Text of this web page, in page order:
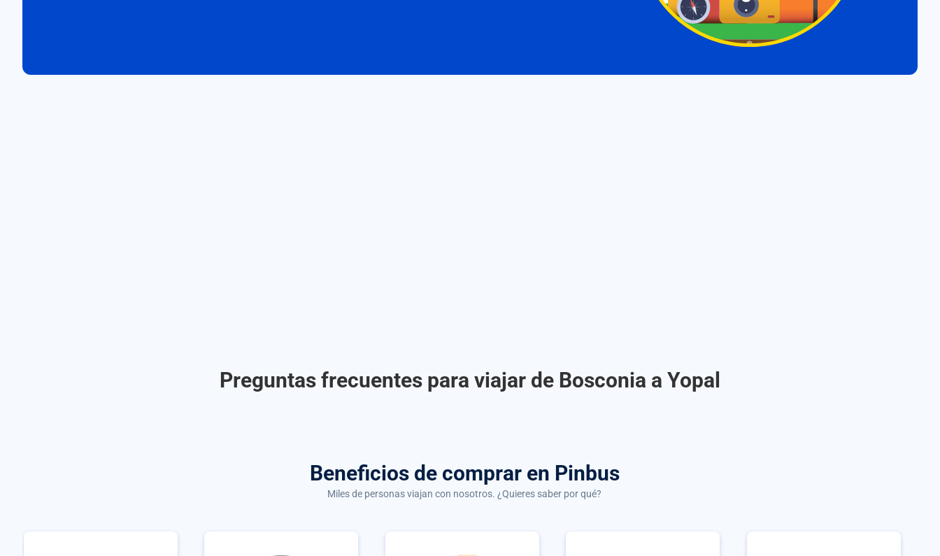
Preguntas frecuentes para viajar de Bosconia a Yopal
Beneficios de comprar en Pinbus
Miles de personas viajan con nosotros. ¿Quieres saber por qué?